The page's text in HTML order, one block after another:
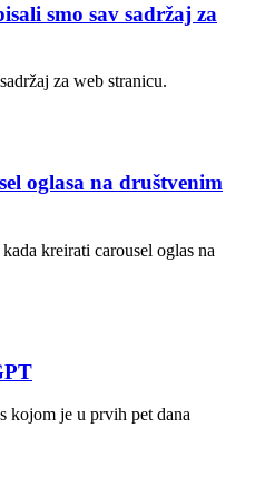
smo sav sadržaj za
za web stranicu.
oglasa na društvenim
kreirati carousel oglas na
kojom je u prvih pet dana